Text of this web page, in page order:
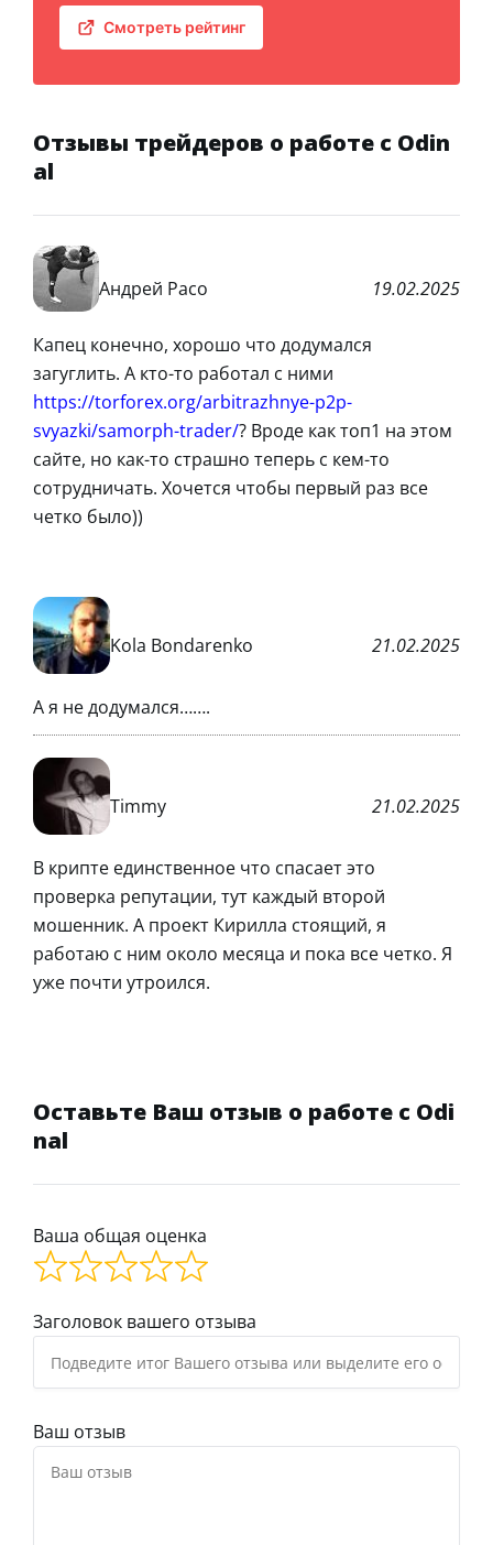
Смотреть рейтинг
Отзывы трейдеров о работе с Odin
al
Андрей Расо 19.02.2025
Капец конечно, хорошо что додумался
загуглить. А кто-то работал с ними
https://torforex.org/arbitrazhnye-p2p-
svyazki/samorph-trader/? Вроде как топ1 на этом
сайте, но как-то страшно теперь с кем-то
сотрудничать. Хочется чтобы первый раз все
четко было))
Kola Bondarenko 21.02.2025
А я не додумался…….
Timmy 21.02.2025
В крипте единственное что спасает это
проверка репутации, тут каждый второй
мошенник. А проект Кирилла стоящий, я
работаю с ним около месяца и пока все четко. Я
уже почти утроился.
Оставьте Ваш отзыв о работе с Odi
nal
Ваша общая оценка
Заголовок вашего отзыва
Ваш отзыв